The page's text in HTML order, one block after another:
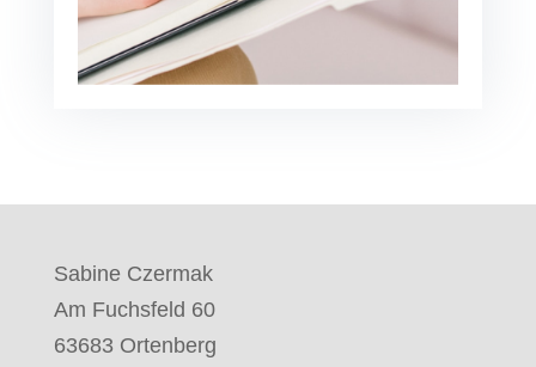
Sabine Czermak
Am Fuchsfeld 60
63683 Ortenberg